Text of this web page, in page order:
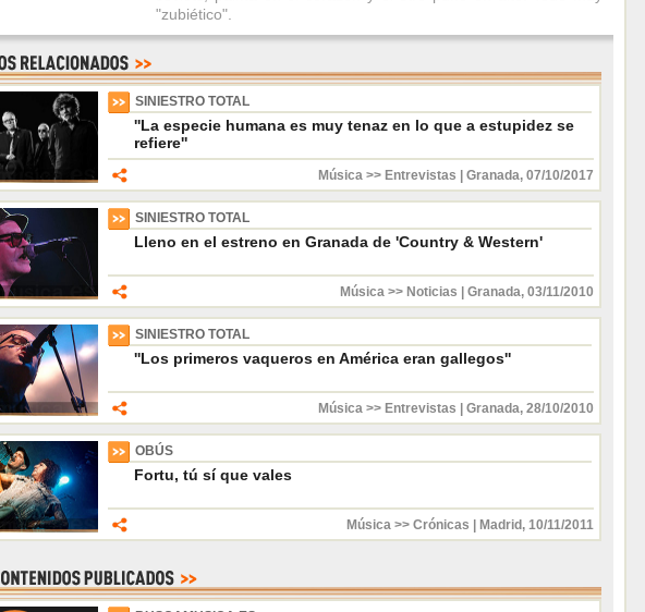
"zubiético".
SINIESTRO TOTAL
''La especie humana es muy tenaz en lo que a estupidez se
refiere''
Música >> Entrevistas Granada, 07/10/2017
SINIESTRO TOTAL
Lleno en el estreno en Granada de 'Country & Western'
Música >> Noticias Granada, 03/11/2010
SINIESTRO TOTAL
''Los primeros vaqueros en América eran gallegos''
Música >> Entrevistas Granada, 28/10/2010
OBÚS
Fortu, tú sí que vales
Música >> Crónicas Madrid , 10/11/2011